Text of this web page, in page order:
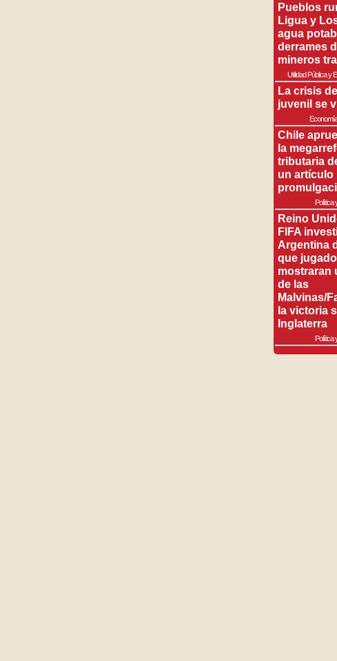
Pueblos
Ligua y
agua
derrames
mineros
Utilidad Pública y
La crisis
juvenil se
Chile
la
tributaria
un artículo
Política
Reino
FIFA
Argentina
que
mostraran
de las
Malvinas/
la victoria
Inglaterra
Política